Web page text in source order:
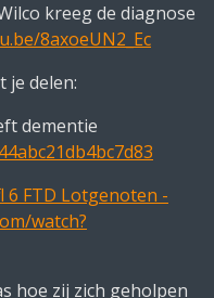
kreeg de diagnose
8axoeUN2_Ec
je delen:
dementie
6 FTD Lotgenoten -
watch?
hoe zij zich geholpen